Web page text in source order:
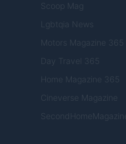
Scoop Mag
Lgbtqia News
Motors Magazine 365
Day Travel 365
Home Magazine 365
Cineverse Magazine
SecondHomeMagazine